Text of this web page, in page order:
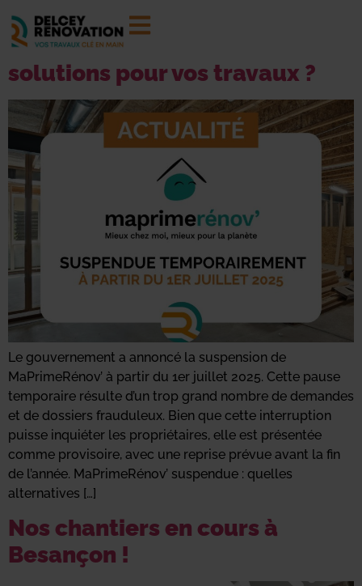
Suspension MaPrimeRénov’
dès juillet 2025 : quelles
solutions pour vos travaux ?
Le gouvernement a annoncé la suspension de
MaPrimeRénov’ à partir du 1er juillet 2025. Cette pause
temporaire résulte d’un trop grand nombre de demandes
et de dossiers frauduleux. Bien que cette interruption
puisse inquiéter les propriétaires, elle est présentée
comme provisoire, avec une reprise prévue avant la fin
de l’année. MaPrimeRénov’ suspendue : quelles
alternatives […]
Nos chantiers en cours à
Besançon !